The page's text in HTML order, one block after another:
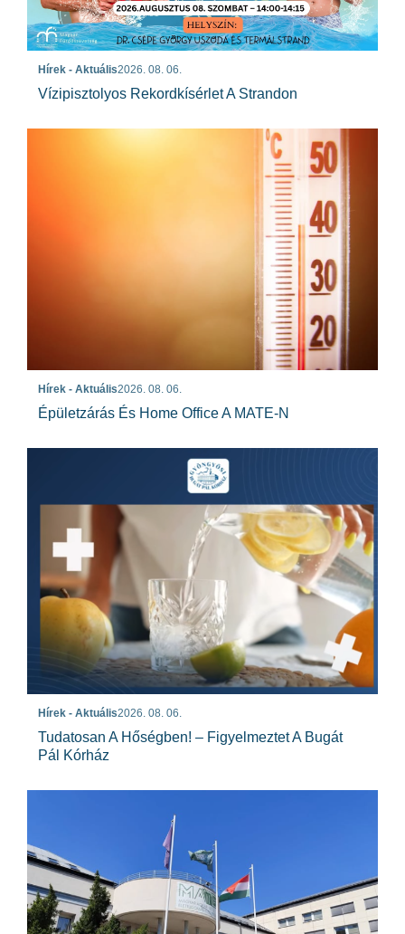
Hírek - Aktuális2026. 08. 06.
Vízipisztolyos Rekordkísérlet A Strandon
Hírek - Aktuális2026. 08. 06.
Épületzárás És Home Office A MATE-N
Hírek - Aktuális2026. 08. 06.
Tudatosan A Hőségben! – Figyelmeztet A Bugát
Pál Kórház